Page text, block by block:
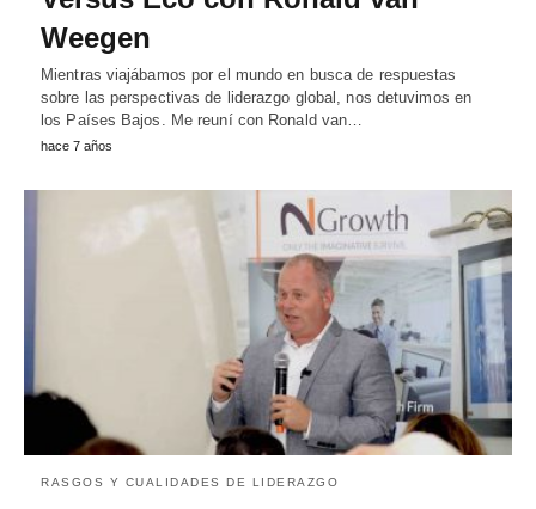
Weegen
Mientras viajábamos por el mundo en busca de respuestas
sobre las perspectivas de liderazgo global, nos detuvimos en
los Países Bajos. Me reuní con Ronald van…
hace 7 años
RASGOS Y CUALIDADES DE LIDERAZGO